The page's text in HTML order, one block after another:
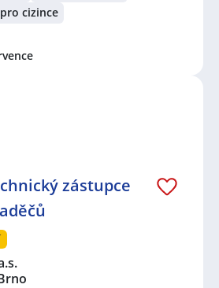
cizince
zástupce